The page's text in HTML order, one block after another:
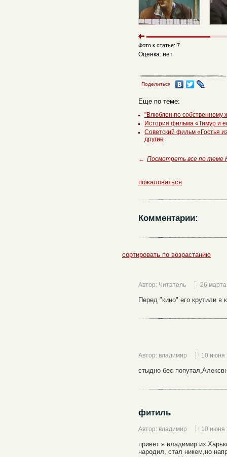
Фото к статье: 7
Оценка: нет
Поделиться
Еще по теме:
"Влюблен по собственному
История фильма «Тимур и
Советский фильм «Гостья
другие
← Посмотреть все по теме
пожаловаться
Комментарии:
сортировать по возрастанию
Автор: Читатель 26
Перед "кино" его крутили в
Автор: владимир 10 июня
стыдно бес
фитиль
Автор: владимир 10 июня
привет я владимир из
народил, стал никем,но